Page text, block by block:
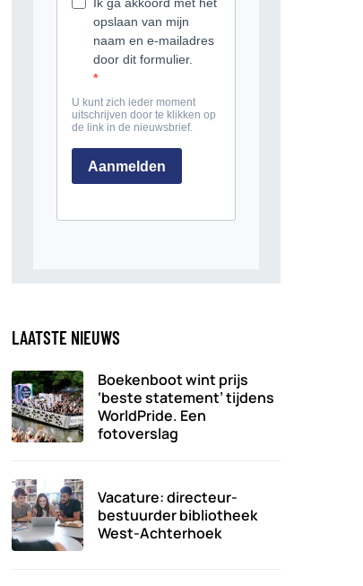
LAATSTE NIEUWS
Boekenboot wint prijs
‘beste statement’ tijdens
WorldPride. Een
fotoverslag
Vacature: directeur-
bestuurder bibliotheek
West-Achterhoek